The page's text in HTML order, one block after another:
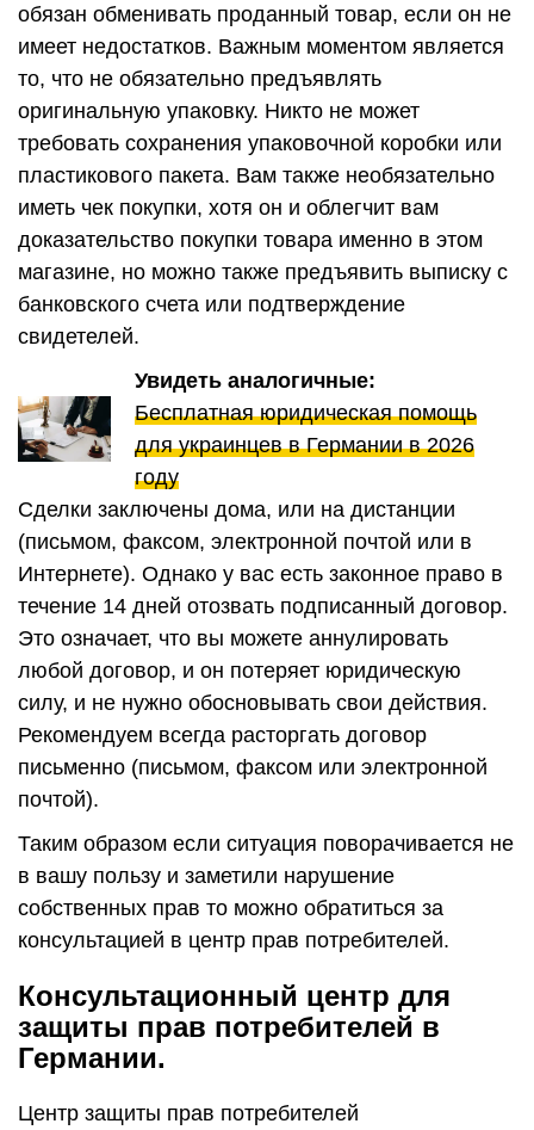
обязан обменивать проданный товар, если он не
имеет недостатков. Важным моментом является
то, что не обязательно предъявлять
оригинальную упаковку. Никто не может
требовать сохранения упаковочной коробки или
пластикового пакета. Вам также необязательно
иметь чек покупки, хотя он и облегчит вам
доказательство покупки товара именно в этом
магазине, но можно также предъявить выписку с
банковского счета или подтверждение
свидетелей.
Увидеть аналогичные:
Бесплатная юридическая помощь
для украинцев в Германии в 2026
году
Сделки заключены дома, или на дистанции
(письмом, факсом, электронной почтой или в
Интернете). Однако у вас есть законное право в
течение 14 дней отозвать подписанный договор.
Это означает, что вы можете аннулировать
любой договор, и он потеряет юридическую
силу, и не нужно обосновывать свои действия.
Рекомендуем всегда расторгать договор
письменно (письмом, факсом или электронной
почтой).
Таким образом если ситуация поворачивается не
в вашу пользу и заметили нарушение
собственных прав то можно обратиться за
консультацией в центр прав потребителей.
Консультационный центр для
защиты прав потребителей в
Германии.
Центр защиты прав потребителей